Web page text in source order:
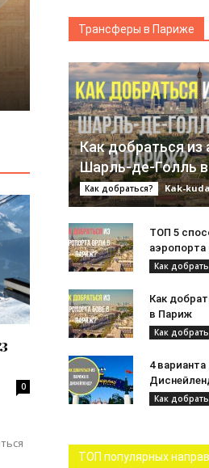
ГЕРМАНИЯ
ТОП 3
Kak-kuda.info 0
0
Трансферы в Париже
Как добраться из
Шарль-де-Голль
Как добраться? Kak-
ТОП 5
Как
Как
в Париж
Как
4
Как
ТОП популярных